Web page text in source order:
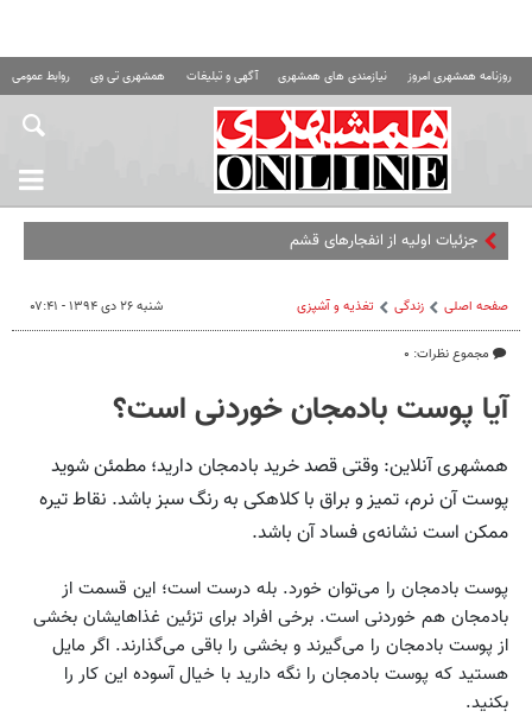
روزنامه همشهری امروز نیازمندی های همشهری آگهی و تبلیغات همشهری تی وی روابط عمومی
جزئیات اولیه از انفجارهای قشم
صفحه اصلی زندگی تغذیه و آشپزی
مجموع نظرات: ۰
شنبه ۲۶ دی ۱۳۹۴ - ۰۷:۴۱
آیا پوست بادمجان خوردنی است؟
همشهری آنلاین: وقتی قصد خرید بادمجان دارید؛ مطمئن شوید
پوست آن نرم، تمیز و براق با کلاهکی به رنگ سبز باشد. نقاط تیره
ممکن است نشانه‌ی فساد آن باشد.
پوست بادمجان را می‌توان خورد. بله درست است؛ این قسمت از
بادمجان هم خوردنی است. برخی افراد برای تزئین غذاهایشان بخشی
از پوست بادمجان را می‌‌گیرند و بخشی را باقی می‌گذارند. اگر مایل
هستید که پوست بادمجان را نگه دارید با خیال آسوده این کار را
بکنید.